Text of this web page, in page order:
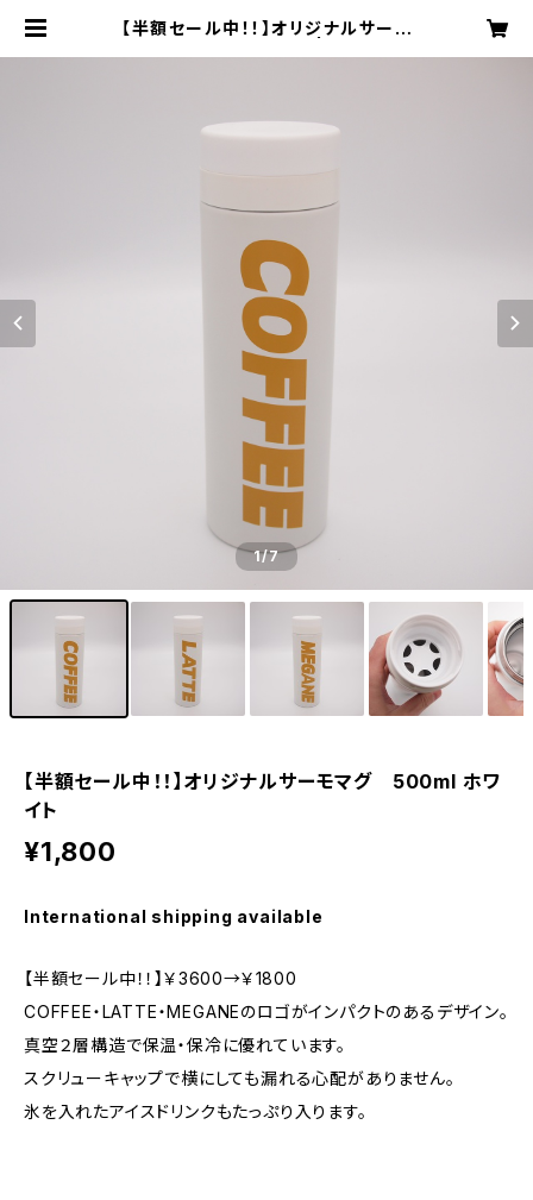
【半額セール中！！】オリジナルサーモ
1/7
【半額セール中！！】オリジナルサーモマグ 500ml ホワ
イト
¥1,800
International shipping available
【半額セール中！！】￥3600→￥1800
COFFEE・LATTE・MEGANEのロゴがインパクトのあるデザイン。
真空２層構造で保温・保冷に優れています。
スクリューキャップで横にしても漏れる心配がありません。
氷を入れたアイスドリンクもたっぷり入ります。